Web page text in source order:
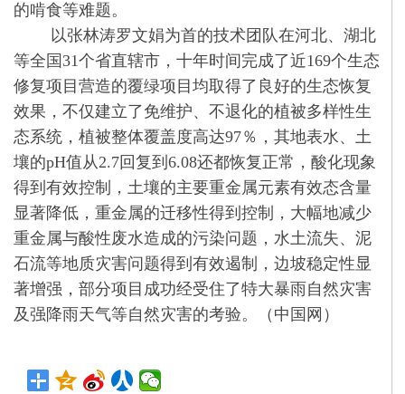
的啃食等难题。
以张林涛罗文娟为首的技术团队在河北、湖北
等全国31个省直辖市，十年时间完成了近169个生态
修复项目营造的覆绿项目均取得了良好的生态恢复
效果，不仅建立了免维护、不退化的植被多样性生
态系统，植被整体覆盖度高达97％，其地表水、土
壤的pH值从2.7回复到6.08还都恢复正常，酸化现象
得到有效控制，土壤的主要重金属元素有效态含量
显著降低，重金属的迁移性得到控制，大幅地减少
重金属与酸性废水造成的污染问题，水土流失、泥
石流等地质灾害问题得到有效遏制，边坡稳定性显
著增强，部分项目成功经受住了特大暴雨自然灾害
及强降雨天气等自然灾害的考验。（中国网）